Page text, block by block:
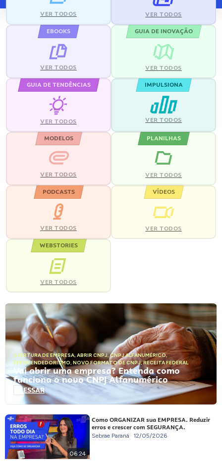
VER TODOS VER TODOS
EBOOKS
VER TODOS
GUIA DE INOVAÇÃO
VER TODOS
GUIA DE TENDÊNCIAS
VER TODOS
IMPULSIONA
VER TODOS
MODELOS
VER TODOS
PLANILHAS
VER TODOS
PODCASTS
VER TODOS
VÍDEOS
VER TODOS
WEBSTORIES
VER TODOS
ABERTURA DE EMPRESA, ABRIR CNPJ,CNPJ ALFANUMÉRICO,
EMPREENDEDORISMO, NOVO FORMATO DE CNPJ,RECEITA FEDERAL
Vai abrir uma empresa? Entenda como
funciona o novo CNPJ Alfanumérico
ACESSAR
06:24
Como ORGANIZAR sua EMPRESA. Reduzir
erros e crescer com SEGURANÇA.
Sebrae Paraná 12/05/2026